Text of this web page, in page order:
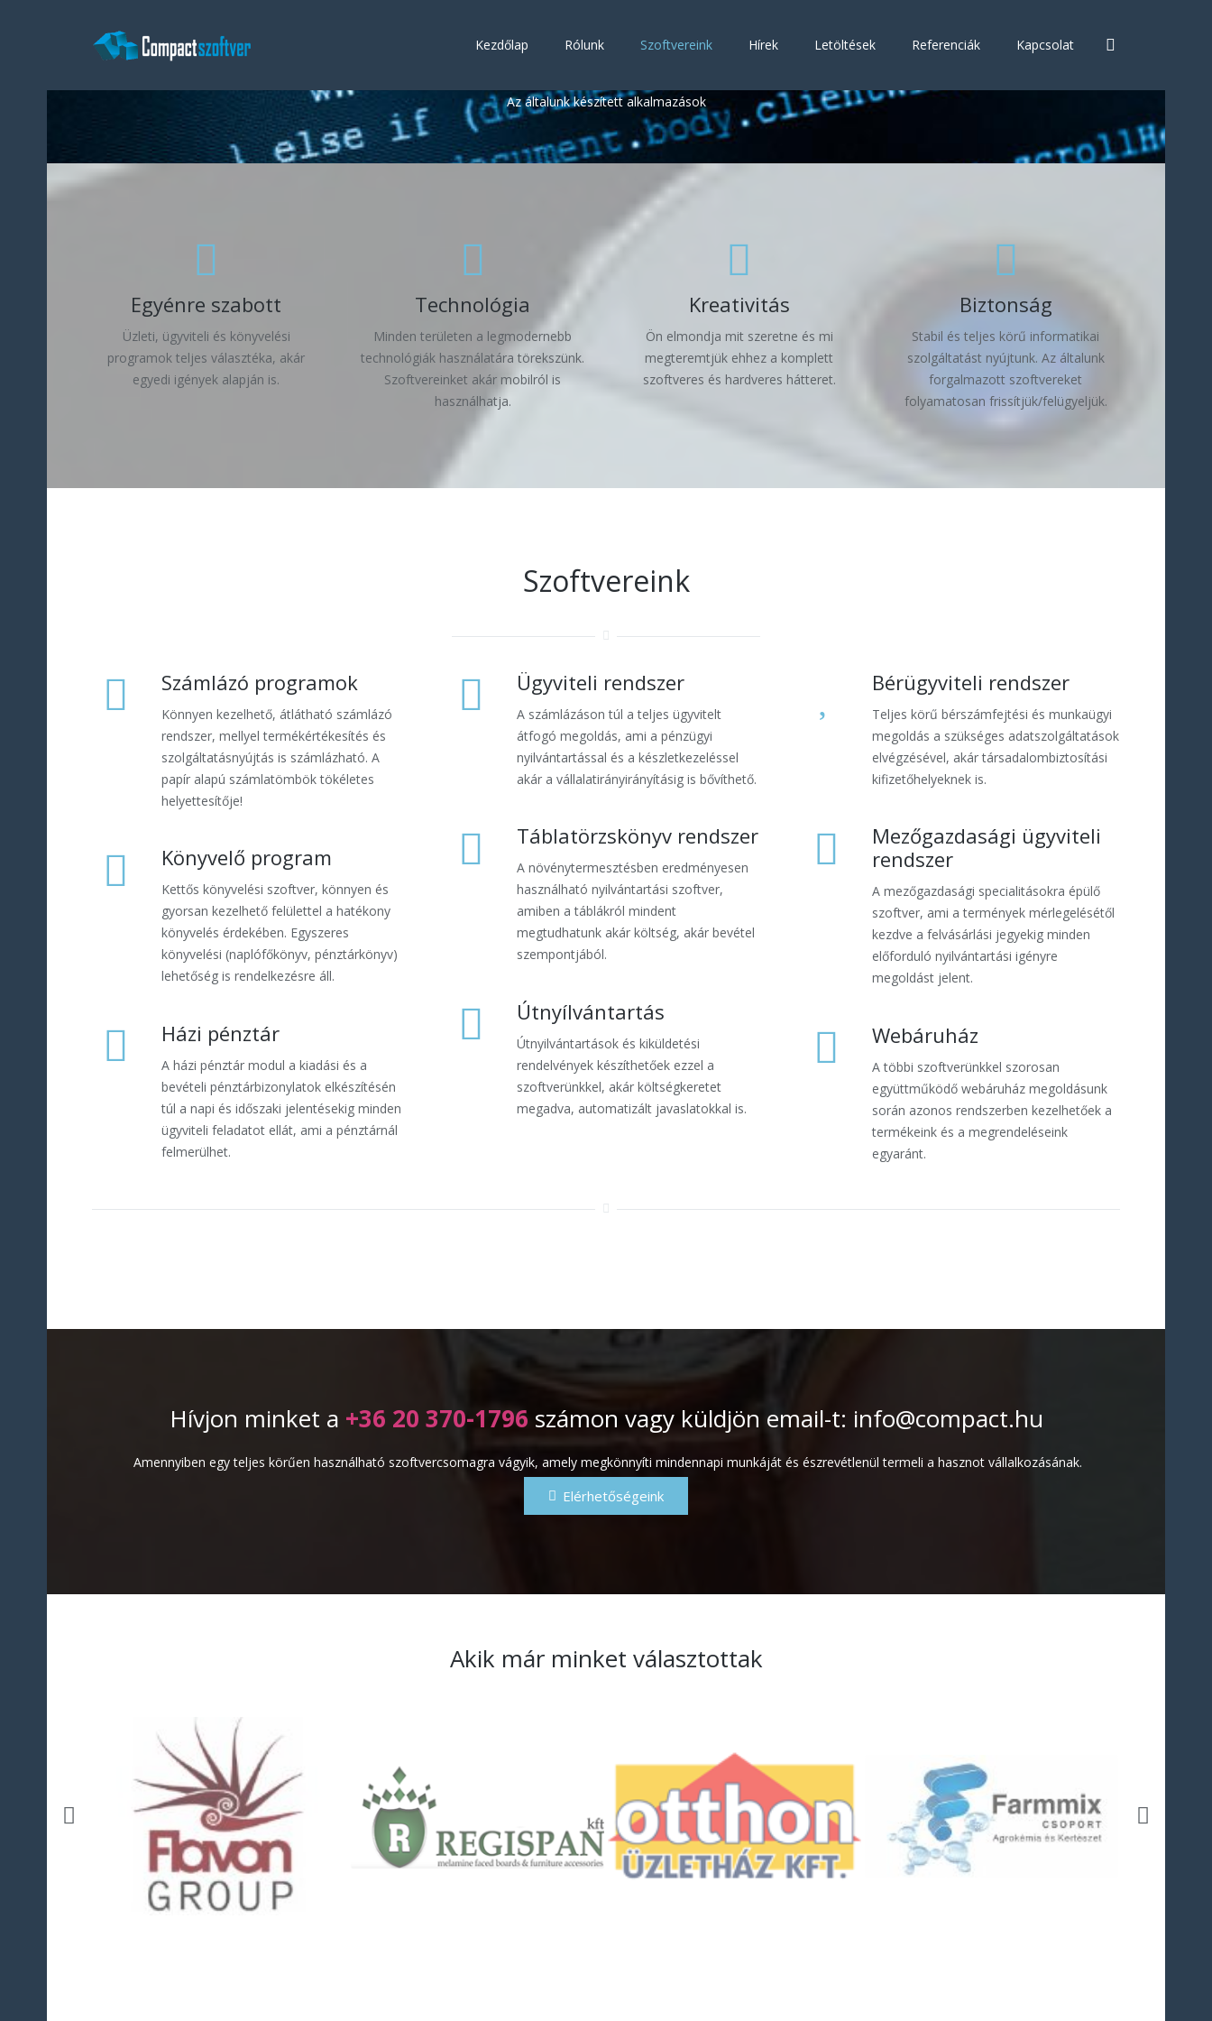
Kezdőlap Rólunk Szoftvereink Hírek Letöltések Referenciák Kapcsolat
Az általunk készített alkalmazások
Egyénre szabott
Üzleti, ügyviteli és könyvelési
programok teljes választéka, akár
egyedi igények alapján is.
Technológia
Minden területen a legmodernebb
technológiák használatára törekszünk.
Szoftvereinket akár mobilról is
használhatja.
Kreativitás
Ön elmondja mit szeretne és mi
megteremtjük ehhez a komplett
szoftveres és hardveres hátteret.
Biztonság
Stabil és teljes körű informatikai
szolgáltatást nyújtunk. Az általunk
forgalmazott szoftvereket
folyamatosan frissítjük/felügyeljük.
Szoftvereink
Számlázó programok
Könnyen kezelhető, átlátható számlázó
rendszer, mellyel termékértékesítés és
szolgáltatásnyújtás is számlázható. A
papír alapú számlatömbök tökéletes
helyettesítője!
Könyvelő program
Kettős könyvelési szoftver, könnyen és
gyorsan kezelhető felülettel a hatékony
könyvelés érdekében. Egyszeres
könyvelési (naplófőkönyv, pénztárkönyv)
lehetőség is rendelkezésre áll.
Házi pénztár
A házi pénztár modul a kiadási és a
bevételi pénztárbizonylatok elkészítésén
túl a napi és időszaki jelentésekig minden
ügyviteli feladatot ellát, ami a pénztárnál
felmerülhet.
Ügyviteli rendszer
A számlázáson túl a teljes ügyvitelt
átfogó megoldás, ami a pénzügyi
nyilvántartással és a készletkezeléssel
akár a vállalatirányirányításig is bővíthető.
Táblatörzskönyv rendszer
A növénytermesztésben eredményesen
használható nyilvántartási szoftver,
amiben a táblákról mindent
megtudhatunk akár költség, akár bevétel
szempontjából.
Útnyílvántartás
Útnyilvántartások és kiküldetési
rendelvények készíthetőek ezzel a
szoftverünkkel, akár költségkeretet
megadva, automatizált javaslatokkal is.
Bérügyviteli rendszer
Teljes körű bérszámfejtési és munkaügyi
megoldás a szükséges adatszolgáltatások
elvégzésével, akár társadalombiztosítási
kifizetőhelyeknek is.
Mezőgazdasági ügyviteli
rendszer
A mezőgazdasági specialitásokra épülő
szoftver, ami a termények mérlegelésétől
kezdve a felvásárlási jegyekig minden
előforduló nyilvántartási igényre
megoldást jelent.
Webáruház
A többi szoftverünkkel szorosan
együttműködő webáruház megoldásunk
során azonos rendszerben kezelhetőek a
termékeink és a megrendeléseink
egyaránt.
Hívjon minket a +36 20 370-1796 számon vagy küldjön email-t: info@compact.hu
Amennyiben egy teljes körűen használható szoftvercsomagra vágyik, amely megkönnyíti mindennapi munkáját és észrevétlenül termeli a hasznot vállalkozásának.
Elérhetőségeink
Akik már minket választottak